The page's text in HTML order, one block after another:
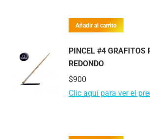
Añadir al carrito
PINCEL #4 GRAFITOS
REDONDO
$900
Clic aquí para ver el